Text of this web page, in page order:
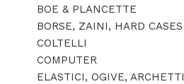
BOE & PLANCETTE
BORSE, ZAINI, HARD CASES
COLTELLI
COMPUTER
ELASTICI, OGIVE, ARCHETTI